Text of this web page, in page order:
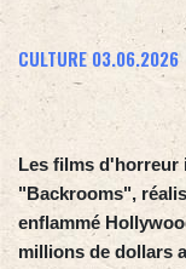
CULTURE 03.06.2026
Les films
"Backrooms",
enflammé
millions de dollars